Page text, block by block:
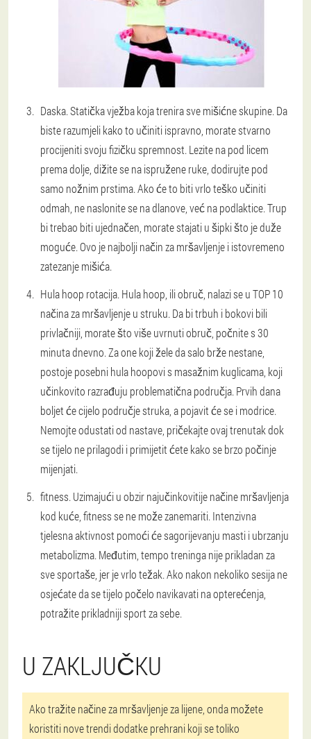
Daska. Statička vježba koja trenira sve mišićne skupine. Da
biste razumjeli kako to učiniti ispravno, morate stvarno
procijeniti svoju fizičku spremnost. Lezite na pod licem
prema dolje, dižite se na ispružene ruke, dodirujte pod
samo nožnim prstima. Ako će to biti vrlo teško učiniti
odmah, ne naslonite se na dlanove, već na podlaktice. Trup
bi trebao biti ujednačen, morate stajati u šipki što je duže
moguće. Ovo je najbolji način za mršavljenje i istovremeno
zatezanje mišića.
Hula hoop rotacija. Hula hoop, ili obruč, nalazi se u TOP 10
načina za mršavljenje u struku. Da bi trbuh i bokovi bili
privlačniji, morate što više uvrnuti obruč, počnite s 30
minuta dnevno. Za one koji žele da salo brže nestane,
postoje posebni hula hoopovi s masažnim kuglicama, koji
učinkovito razrađuju problematična područja. Prvih dana
boljet će cijelo područje struka, a pojavit će se i modrice.
Nemojte odustati od nastave, pričekajte ovaj trenutak dok
se tijelo ne prilagodi i primijetit ćete kako se brzo počinje
mijenjati.
fitness. Uzimajući u obzir najučinkovitije načine mršavljenja
kod kuće, fitness se ne može zanemariti. Intenzivna
tjelesna aktivnost pomoći će sagorijevanju masti i ubrzanju
metabolizma. Međutim, tempo treninga nije prikladan za
sve sportaše, jer je vrlo težak. Ako nakon nekoliko sesija ne
osjećate da se tijelo počelo navikavati na opterećenja,
potražite prikladniji sport za sebe.
U ZAKLJUČKU
Ako tražite načine za mršavljenje za lijene, onda možete
koristiti nove trendi dodatke prehrani koji se toliko